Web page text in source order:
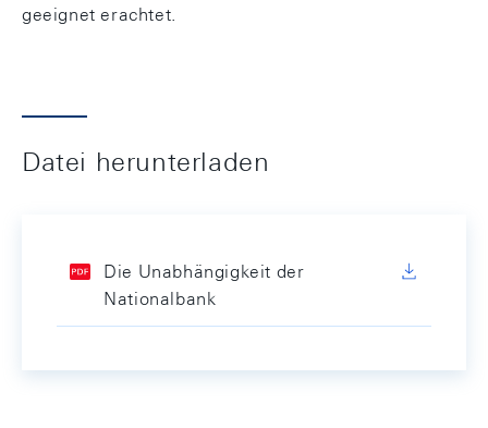
geeignet erachtet.
Datei herunterladen
Die Unabhängigkeit der
Nationalbank